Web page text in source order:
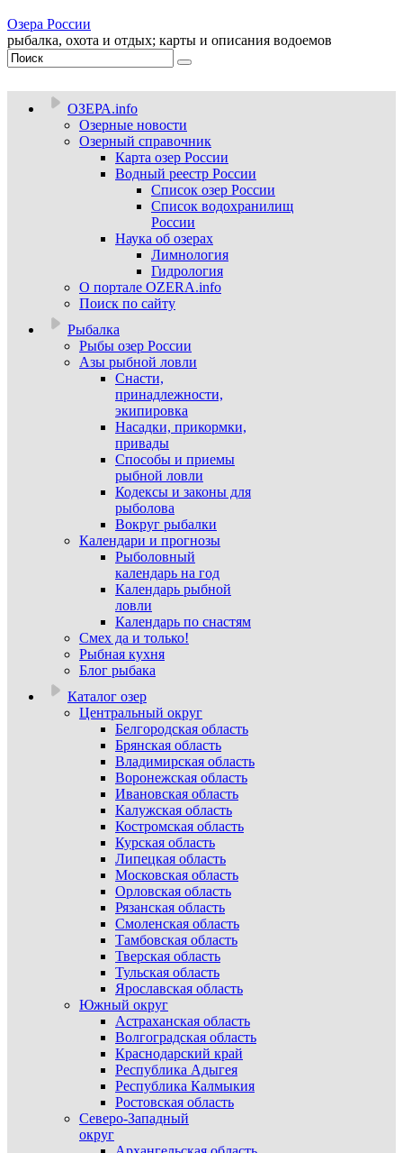
Озера России
рыбалка, охота и отдых; карты и описания водоемов
ОЗЕРА.info
Озерные новости
Озерный справочник
Карта озер России
Водный реестр России
Список озер России
Список водохранилищ
России
Наука об озерах
Лимнология
Гидрология
О портале OZERA.info
Поиск по сайту
Рыбалка
Рыбы озер России
Азы рыбной ловли
Снасти,
принадлежности,
экипировка
Насадки, прикормки,
привады
Способы и приемы
рыбной ловли
Кодексы и законы для
рыболова
Вокруг рыбалки
Календари и прогнозы
Рыболовный
календарь на год
Календарь рыбной
ловли
Календарь по снастям
Смех да и только!
Рыбная кухня
Блог рыбака
Каталог озер
Центральный округ
Белгородская область
Брянская область
Владимирская область
Воронежская область
Ивановская область
Калужская область
Костромская область
Курская область
Липецкая область
Московская область
Орловская область
Рязанская область
Смоленская область
Тамбовская область
Тверская область
Тульская область
Ярославская область
Южный округ
Астраханская область
Волгоградская область
Краснодарский край
Республика Адыгея
Республика Калмыкия
Ростовская область
Северо-Западный
округ